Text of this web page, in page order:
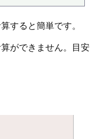
すると簡単です。
ができません。目安